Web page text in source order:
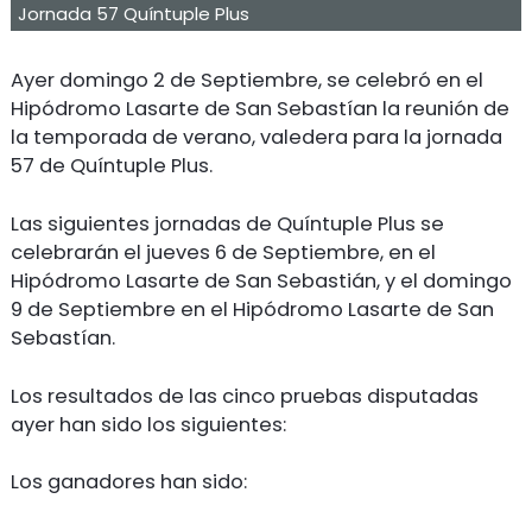
Jornada 57 Quíntuple Plus
Ayer domingo 2 de Septiembre, se celebró en el
Hipódromo Lasarte de San Sebastían la reunión de
la temporada de verano, valedera para la jornada
57 de Quíntuple Plus.
Las siguientes jornadas de Quíntuple Plus se
celebrarán el jueves 6 de Septiembre, en el
Hipódromo Lasarte de San Sebastián, y el domingo
9 de Septiembre en el Hipódromo Lasarte de San
Sebastían.
Los resultados de las cinco pruebas disputadas
ayer han sido los siguientes:
Los ganadores han sido: